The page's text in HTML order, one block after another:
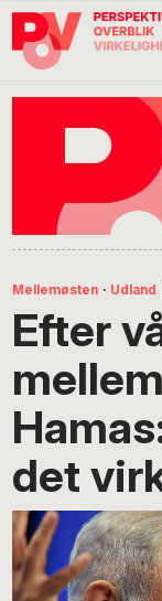
Gå
direkte
Skip
indhold
Gå
direkte
Mellemøsten · Udland
Efter
det